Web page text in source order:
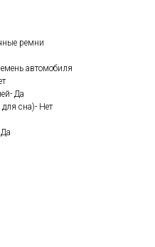
ремни
автомобиля
Да
сна)- Нет